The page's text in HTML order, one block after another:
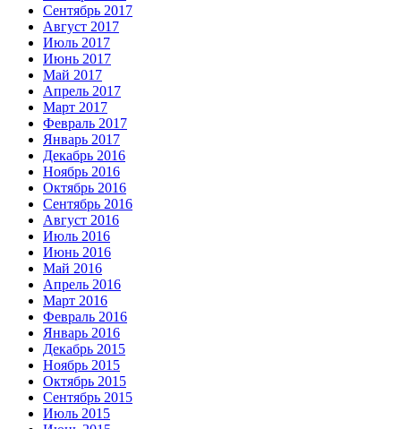
Сентябрь 2017
Август 2017
Июль 2017
Июнь 2017
Май 2017
Апрель 2017
Март 2017
Февраль 2017
Январь 2017
Декабрь 2016
Ноябрь 2016
Октябрь 2016
Сентябрь 2016
Август 2016
Июль 2016
Июнь 2016
Май 2016
Апрель 2016
Март 2016
Февраль 2016
Январь 2016
Декабрь 2015
Ноябрь 2015
Октябрь 2015
Сентябрь 2015
Июль 2015